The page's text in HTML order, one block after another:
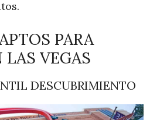
PARA
LAS VEGAS
DESCUBRIMIENTO